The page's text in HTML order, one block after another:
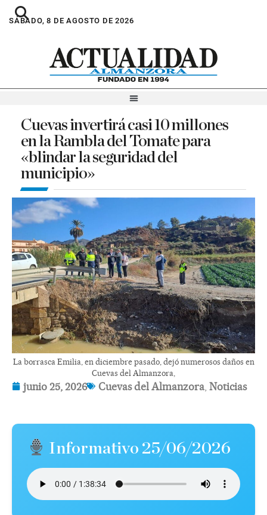
SÁBADO, 8 DE AGOSTO DE 2026
Cuevas invertirá casi 10 millones
en la Rambla del Tomate para
«blindar la seguridad del
municipio»
La borrasca Emilia, en diciembre pasado, dejó numerosos daños en
Cuevas del Almanzora,
junio 25, 2026 Cuevas del Almanzora Noticias
Informativo 25/06/2026